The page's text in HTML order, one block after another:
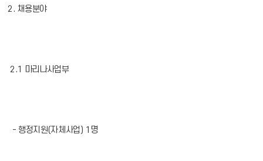
2. 채용분야
2.1 마리나사업부
- 행정지원(자체사업) 1명